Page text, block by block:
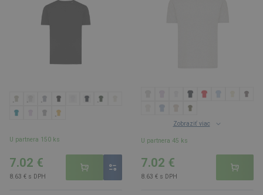
U partnera 150 ks
7.02 €
8.63 € s DPH
Zobraziť viac
U partnera 45 ks
7.02 €
8.63 € s DPH